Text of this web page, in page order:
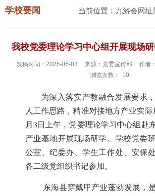
当前位置： 九游会网址
学校要闻
我校党委理论学习中心组开展现场
发稿时间：2026-06-03 来源：党委宣传部 作者
浏览次数：
10
为深入落实产教融合发展要求
人工作思路，精准对接地方产业实
月3日上午，党委理论学习中心组赴
产业基地开展现场研学。学校党委
公室、纪委办、学生工作处、安保
各二级党组织书记参加。
东海县穿戴甲产业蓬勃发展，